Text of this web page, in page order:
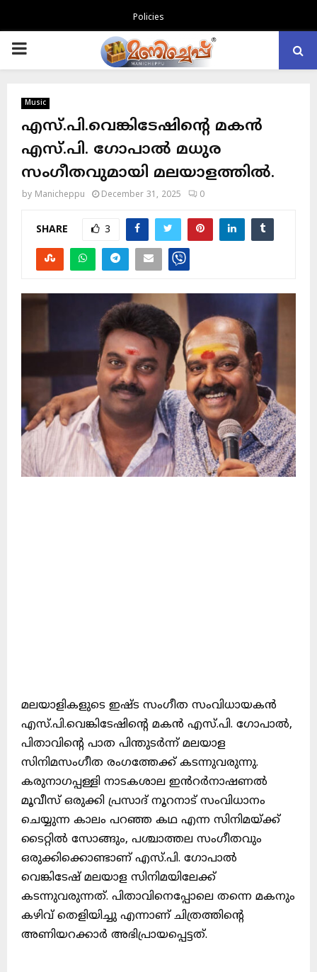
Policies
PRIMARY
Music
എസ്.പി.വെങ്കിടേഷിന്റെ മകൻ
എസ്.പി. ഗോപാൽ മധുര
സംഗീതവുമായി മലയാളത്തിൽ.
by Manicheppu December 31, 2025 0
SHARE 3
മലയാളികളുടെ ഇഷ്ട സംഗീത സംവിധായകൻ
എസ്.പി.വെങ്കിടേഷിന്റെ മകൻ എസ്.പി. ഗോപാൽ,
പിതാവിന്റെ പാത പിന്തുടർന്ന് മലയാള
സിനിമസംഗീത രംഗത്തേക്ക് കടന്നുവരുന്നു.
കരുനാഗപ്പള്ളി നാടകശാല ഇൻറർനാഷണൽ
മൂവീസ് ഒരുക്കി പ്രസാദ് നൂറനാട് സംവിധാനം
ചെയ്യുന്ന കാലം പറഞ്ഞ കഥ എന്ന സിനിമയ്ക്ക്
ടൈറ്റിൽ സോങ്ങും, പശ്ചാത്തല സംഗീതവും
ഒരുക്കിക്കൊണ്ടാണ് എസ്.പി. ഗോപാൽ
വെങ്കിടേഷ് മലയാള സിനിമയിലേക്ക്
കടന്നുവരുന്നത്. പിതാവിനെപ്പോലെ തന്നെ മകനും
കഴിവ് തെളിയിച്ചു എന്നാണ് ചിത്രത്തിന്റെ
അണിയറക്കാർ അഭിപ്രായപ്പെട്ടത്.